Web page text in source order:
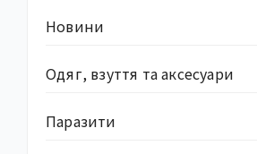
Новини
Одяг, взуття та аксесуари
Паразити